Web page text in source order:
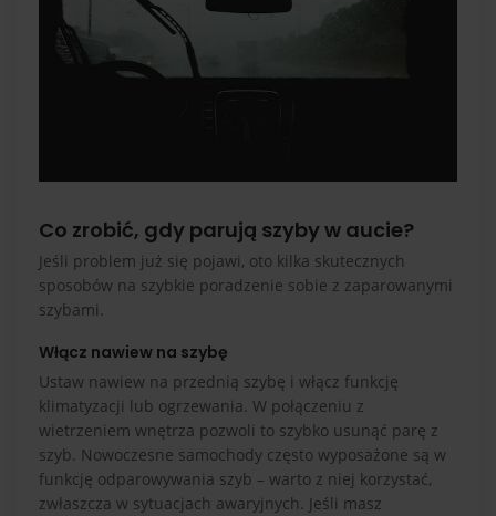
Co zrobić, gdy parują szyby w aucie?
Jeśli problem już się pojawi, oto kilka skutecznych
sposobów na szybkie poradzenie sobie z zaparowanymi
szybami.
Włącz nawiew na szybę
Ustaw nawiew na przednią szybę i włącz funkcję
klimatyzacji lub ogrzewania. W połączeniu z
wietrzeniem wnętrza pozwoli to szybko usunąć parę z
szyb. Nowoczesne samochody często wyposażone są w
funkcję odparowywania szyb – warto z niej korzystać,
zwłaszcza w sytuacjach awaryjnych. Jeśli masz